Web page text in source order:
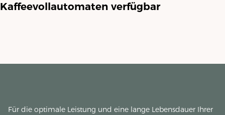
Kaffeevollautomaten verfügbar
Für die optimale Leistung und eine lange Lebensdauer Ihrer